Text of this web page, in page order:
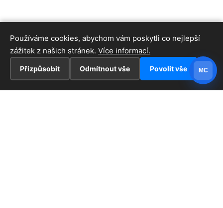
Používáme cookies, abychom vám poskytli co nejlepší
zážitek z našich stránek. Více informací.
Přizpůsobit Odmítnout vše Povolit vše MC